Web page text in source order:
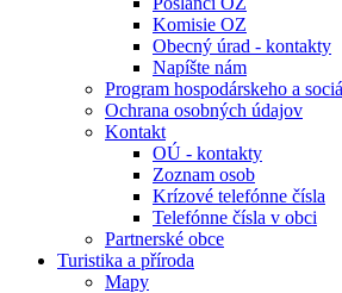
Komisie OZ
Obecný úrad - kontakty
Napíšte nám
Program hospodárskeho a
Ochrana osobných údajov
Kontakt
OÚ - kontakty
Zoznam osob
Krízové telefónne čísla
Telefónne čísla v obci
Partnerské obce
Turistika a příroda
Mapy